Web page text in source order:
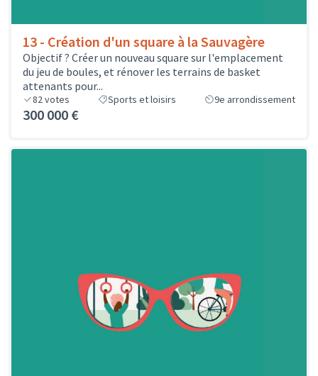
13 - Création d'un square à la Sauvagère
Objectif ? Créer un nouveau square sur l'emplacement
du jeu de boules, et rénover les terrains de basket
attenants pour...
82votes Sports et loisirs 9e arrondissement
300 000 €